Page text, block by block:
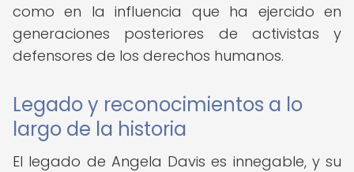
como en la influencia que ha ejercido en
generaciones posteriores de activistas y
defensores de los derechos humanos.
Legado y reconocimientos a lo
largo de la historia
El legado de Angela Davis es innegable, y su